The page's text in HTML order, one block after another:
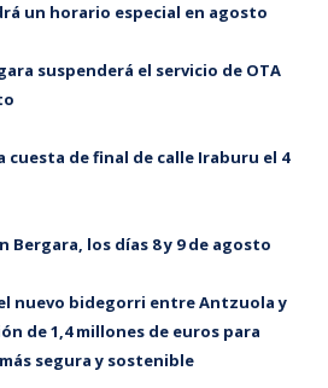
un horario especial en agosto
suspenderá el servicio de OTA
cuesta de final de calle Iraburu el 4
Bergara, los días 8 y 9 de agosto
nuevo bidegorri entre Antzuola y
de 1,4 millones de euros para
segura y sostenible